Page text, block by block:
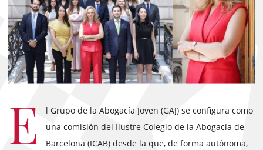
E
l Grupo de la Abogacía Joven (GAJ) se configura como
una comisión del Ilustre Colegio de la Abogacía de
Barcelona (ICAB) desde la que, de forma autónoma,